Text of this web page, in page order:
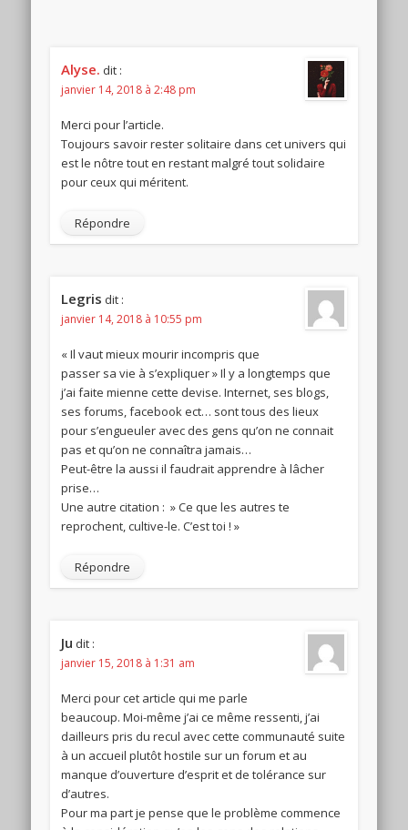
Alyse. dit :
janvier 14, 2018 à 2:48 pm
Merci pour l’article.
Toujours savoir rester solitaire dans cet univers qui
est le nôtre tout en restant malgré tout solidaire
pour ceux qui méritent.
Répondre
Legris dit :
janvier 14, 2018 à 10:55 pm
« Il vaut mieux mourir incompris que
passer sa vie à s’expliquer » Il y a longtemps que
j’ai faite mienne cette devise. Internet, ses blogs,
ses forums, facebook ect… sont tous des lieux
pour s’engueuler avec des gens qu’on ne connait
pas et qu’on ne connaîtra jamais…
Peut-être la aussi il faudrait apprendre à lâcher
prise…
Une autre citation : » Ce que les autres te
reprochent, cultive-le. C’est toi ! »
Répondre
Ju dit :
janvier 15, 2018 à 1:31 am
Merci pour cet article qui me parle
beaucoup. Moi-même j’ai ce même ressenti, j’ai
dailleurs pris du recul avec cette communauté suite
à un accueil plutôt hostile sur un forum et au
manque d’ouverture d’esprit et de tolérance sur
d’autres.
Pour ma part je pense que le problème commence